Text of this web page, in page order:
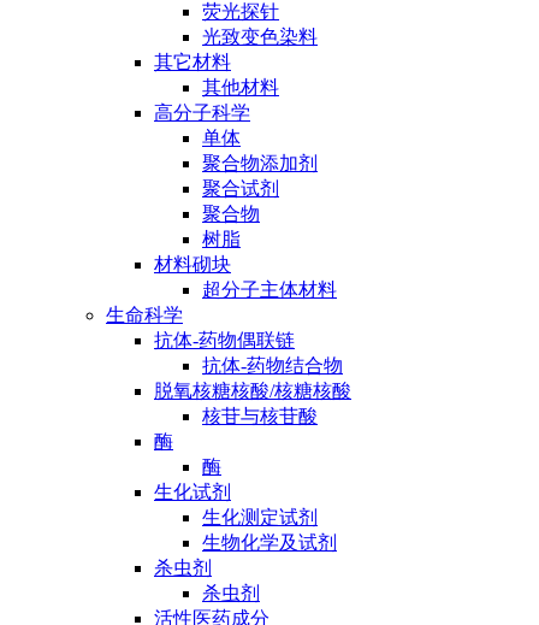
荧光探针
光致变色染料
其它材料
其他材料
高分子科学
单体
聚合物添加剂
聚合试剂
聚合物
树脂
材料砌块
超分子主体材料
生命科学
抗体-药物偶联链
抗体-药物结合物
脱氧核糖核酸/核糖核酸
核苷与核苷酸
酶
酶
生化试剂
生化测定试剂
生物化学及试剂
杀虫剂
杀虫剂
活性医药成分